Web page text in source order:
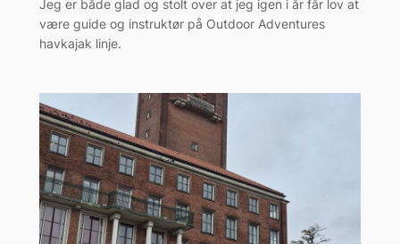
Jeg er både glad og stolt over at jeg igen i år får lov at
være guide og instruktør på Outdoor Adventures
havkajak linje.